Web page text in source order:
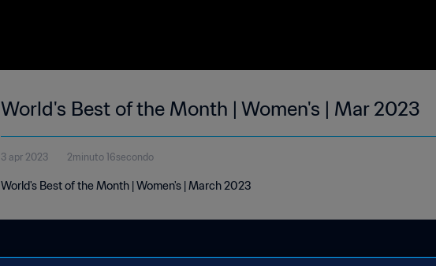
World's Best of the Month | Women's | Mar 2023
3 apr 2023 2minuto 16secondo
World's Best of the Month | Women's | March 2023